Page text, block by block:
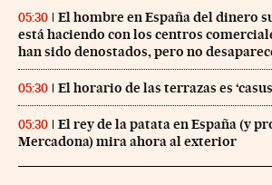
05:30
El hombre en España del dinero
está haciendo con los centros
han sido denostados, pero no
05:30 El horario de las terrazas es
05:30
El rey de la patata en España (y
Mercadona) mira ahora al exterior